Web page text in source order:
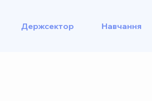
Держсектор Навчання